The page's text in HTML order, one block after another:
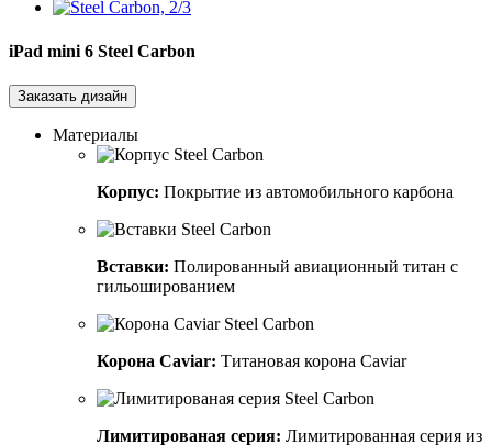
iPad mini 6 Steel Carbon
Заказать дизайн
Материалы
Корпус: Покрытие из автомобильного карбона
Вставки: Полированный авиационный титан с
гильошированием
Корона Caviar: Титановая корона Caviar
Лимитированая серия: Лимитированная серия из